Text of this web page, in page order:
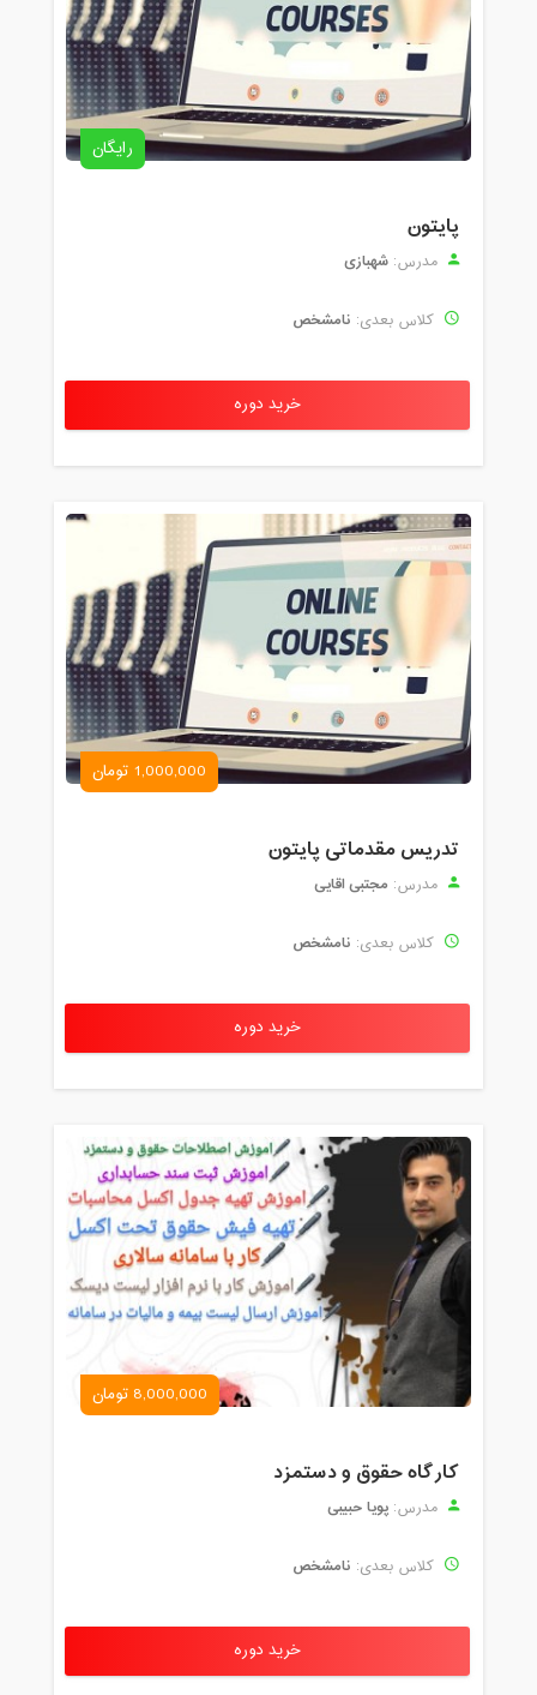
رایگان
پایتون
مدرس: شهبازی
کلاس بعدی: نامشخص
خرید دوره
1,000,000 تومان
تدریس مقدماتی پایتون
مدرس: مجتبی اقایی
کلاس بعدی: نامشخص
خرید دوره
8,000,000 تومان
کارگاه حقوق و دستمزد
مدرس: پویا حبیبی
کلاس بعدی: نامشخص
خرید دوره